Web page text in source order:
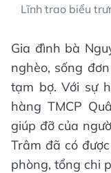
Lĩnh trao biểu
Gia đình bà
nghèo, sống
tạm bợ. Với sự
hàng TMCP
giúp đỡ của
Trâm đã có
phòng, tổng chi